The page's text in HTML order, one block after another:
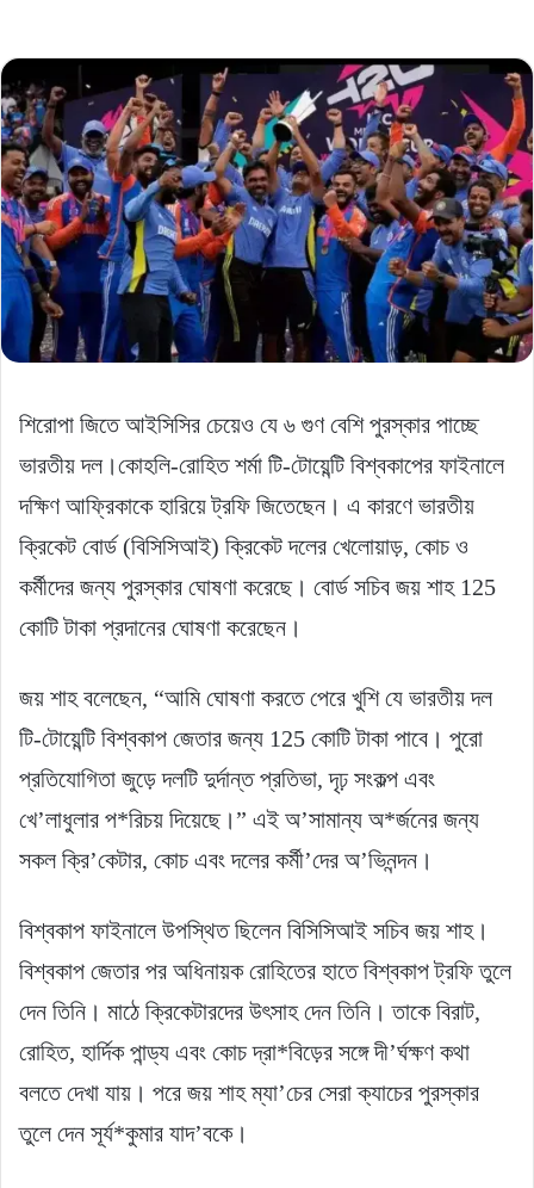
শিরােপা জিতে আইসিসির চেয়েও যে ৬ গুণ বেশি পুরস্কার পাচ্ছে
ভারতীয় দল।কোহলি-রোহিত শর্মা টি-টোয়েন্টি বিশ্বকাপের ফাইনালে
দক্ষিণ আফ্রিকাকে হারিয়ে ট্রফি জিতেছেন। এ কারণে ভারতীয়
ক্রিকেট বোর্ড (বিসিসিআই) ক্রিকেট দলের খেলোয়াড়, কোচ ও
কর্মীদের জন্য পুরস্কার ঘোষণা করেছে। বোর্ড সচিব জয় শাহ 125
কোটি টাকা প্রদানের ঘোষণা করেছেন।
জয় শাহ বলেছেন, “আমি ঘোষণা করতে পেরে খুশি যে ভারতীয় দল
টি-টোয়েন্টি বিশ্বকাপ জেতার জন্য 125 কোটি টাকা পাবে। পুরো
প্রতিযোগিতা জুড়ে দলটি দুর্দান্ত প্রতিভা, দৃঢ় সংকল্প এবং
খে’লাধুলার প*রিচয় দিয়েছে।” এই অ’সামান্য অ*র্জনের জন্য
সকল ক্রি’কেটার, কোচ এবং দলের কর্মী’দের অ’ভিনন্দন।
বিশ্বকাপ ফাইনালে উপস্থিত ছিলেন বিসিসিআই সচিব জয় শাহ।
বিশ্বকাপ জেতার পর অধিনায়ক রোহিতের হাতে বিশ্বকাপ ট্রফি তুলে
দেন তিনি। মাঠে ক্রিকেটারদের উৎসাহ দেন তিনি। তাকে বিরাট,
রোহিত, হার্দিক পান্ড্য এবং কোচ দ্রা*বিড়ের সঙ্গে দী’র্ঘক্ষণ কথা
বলতে দেখা যায়। পরে জয় শাহ ম্যা’চের সেরা ক্যাচের পুরস্কার
তুলে দেন সূর্য*কুমার যাদ’বকে।